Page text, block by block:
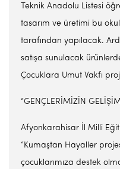
Teknik Anadolu Listesi
tasarım ve üretimi bu
tarafından yapılacak.
satışa sunulacak
Çocuklara Umut Vakfı
“GENÇLERİMİZİN
Afyonkarahisar İl Milli
“Kumaştan Hayaller
çocuklarımıza destek